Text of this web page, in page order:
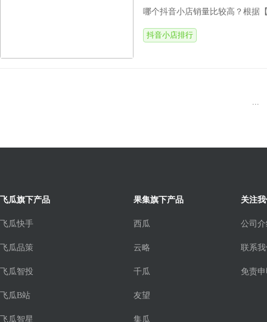
哪个抖音小店销量比较高？根据
抖音小店排行
...
飞瓜旗下产品
飞瓜快手
飞瓜品策
飞瓜智投
飞瓜B站
飞瓜智星
果集旗下产品
西瓜
云略
千瓜
友望
集瓜
关注
公司
联系
免责